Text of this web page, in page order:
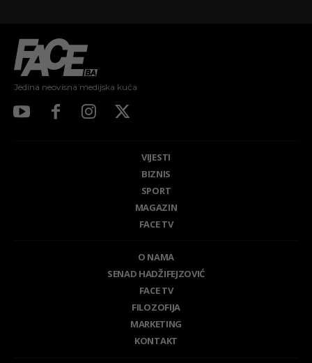
Jedina neovisna medijska kuća
VIJESTI
BIZNIS
SPORT
MAGAZIN
FACE TV
O NAMA
SENAD HADŽIFEJZOVIĆ
FACE TV
FILOZOFIJA
MARKETING
KONTAKT